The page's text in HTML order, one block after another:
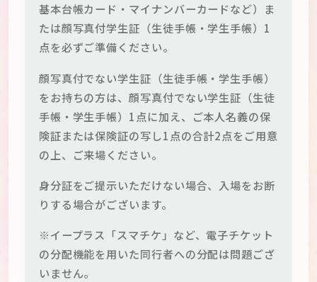
基本台帳カード・マイナンバーカードなど）ま
たは顔写真付学生証（生徒手帳・学生手帳）1
点を必ずご準備ください。
顔写真付でない学生証（生徒手帳・学生手帳）
をお持ちの方は、顔写真付でない学生証（生徒
手帳・学生手帳）1点に加え、ご本人名義の保
険証または保険証の写し1点の合計2点をご用意
の上、ご来場ください。
身分証をご提示いただけない場合、入場をお断
りする場合がございます。
※イープラス「スマチケ」など、電子チケット
の分配機能を用いた同行者への分配は問題ござ
いません。